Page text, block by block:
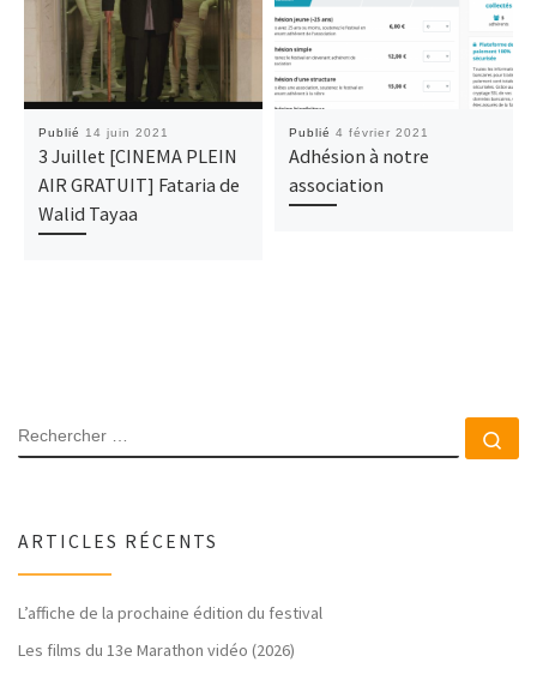
Publié 14 juin 2021
3 Juillet [CINEMA PLEIN
AIR GRATUIT] Fataria de
Walid Tayaa
Publié 4 février 2021
Adhésion à notre
association
ARTICLES RÉCENTS
L’affiche de la prochaine édition du festival
Les films du 13e Marathon vidéo (2026)